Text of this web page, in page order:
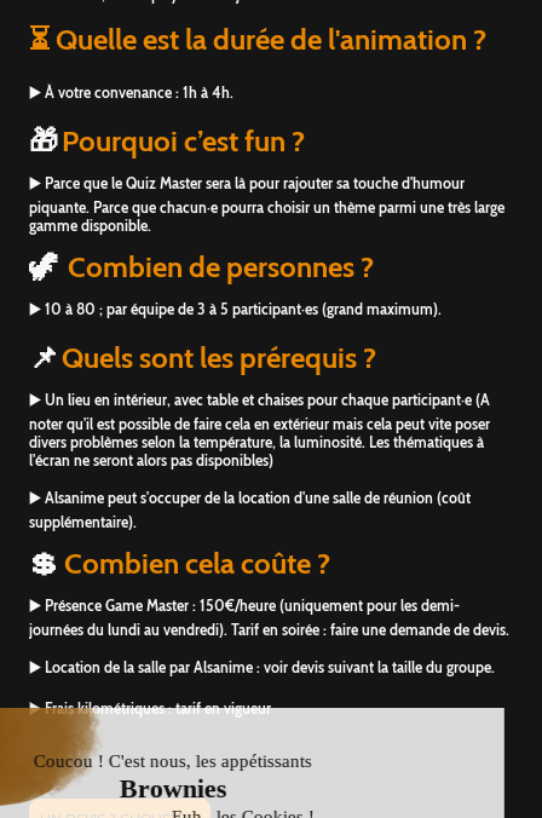
⏳ Quelle est la durée de l'animation ?
▶️ À votre convenance : 1h à 4h.
🎁Pourquoi c’est fun ?
▶️ Parce que le Quiz Master sera là pour rajouter sa touche d'humour
piquante. Parce que chacun·e pourra choisir un thème parmi une très large
gamme disponible.
🦖 Combien de personnes ?
▶️ 10 à 80 ; par équipe de 3 à 5 participant·es (grand maximum).
📌Quels sont les prérequis ?
▶️ Un lieu en intérieur, avec table et chaises pour chaque participant·e (A
noter qu'il est possible de faire cela en extérieur mais cela peut vite poser
divers problèmes selon la température, la luminosité. Les thématiques à
l'écran ne seront alors pas disponibles)
▶️ Alsanime peut s'occuper de la location d'une salle de réunion (coût
supplémentaire).
💲 Combien cela coûte ?
▶️ Présence Game Master : 150€/heure (uniquement pour les demi-
journées du lundi au vendredi). Tarif en soirée : faire une demande de devis.
▶️ Location de la salle par Alsanime : voir devis suivant la taille du groupe.
▶️ Frais kilométriques : tarif en vigueur